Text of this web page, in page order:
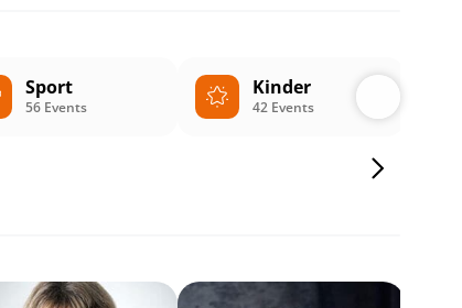
Sport
56 Events
Kinder
42 Events